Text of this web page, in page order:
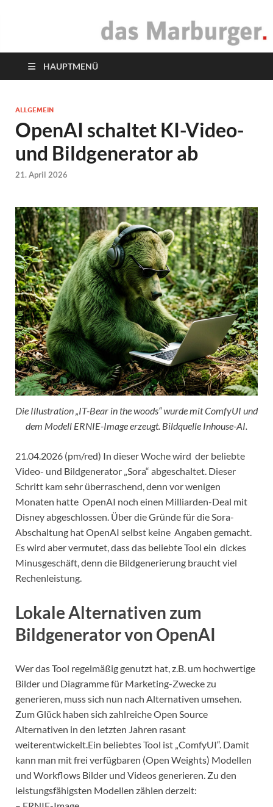
das Marburger.
HAUPTMENÜ
ALLGEMEIN
OpenAI schaltet KI-Video-
und Bildgenerator ab
21. April 2026
Die Illustration „IT-Bear in the woods“ wurde mit ComfyUI und
dem Modell ERNIE-Image erzeugt. Bildquelle Inhouse-AI.
21.04.2026 (pm/red) In dieser Woche wird der beliebte
Video- und Bildgenerator „Sora“ abgeschaltet. Dieser
Schritt kam sehr überraschend, denn vor wenigen
Monaten hatte OpenAI noch einen Milliarden-Deal mit
Disney abgeschlossen. Über die Gründe für die Sora-
Abschaltung hat OpenAI selbst keine Angaben gemacht.
Es wird aber vermutet, dass das beliebte Tool ein dickes
Minusgeschäft, denn die Bildgenerierung braucht viel
Rechenleistung.
Lokale Alternativen zum
Bildgenerator von OpenAI
Wer das Tool regelmäßig genutzt hat, z.B. um hochwertige
Bilder und Diagramme für Marketing-Zwecke zu
generieren, muss sich nun nach Alternativen umsehen.
Zum Glück haben sich zahlreiche Open Source
Alternativen in den letzten Jahren rasant
weiterentwickelt.Ein beliebtes Tool ist „ComfyUI“. Damit
kann man mit frei verfügbaren (Open Weights) Modellen
und Workflows Bilder und Videos generieren. Zu den
leistungsfähigsten Modellen zählen derzeit: